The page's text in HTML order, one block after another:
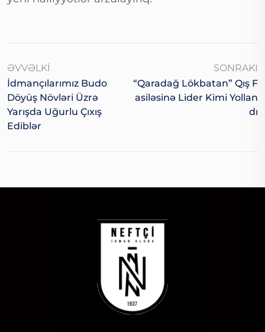
ƏVVƏLKI
İdmançılarımız Budo
Döyüş Növləri Üzrə
Yarışda Uğurlu Çıxış
Ediblər
SONRAKI
“Qaradağ Lökbatan” Qış F
Asiləsinə Lider Kimi Yollan
Dı